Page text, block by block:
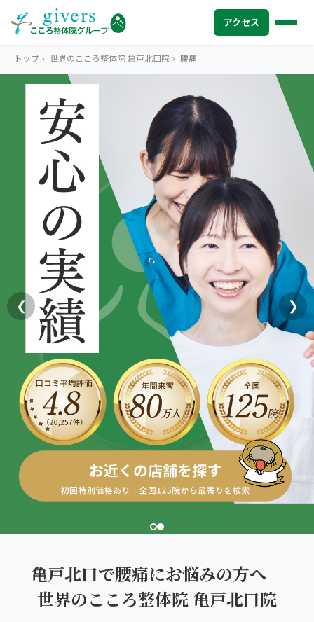
アクセス
HOME トップ
SYMPTOMS 症状から探す
腰痛
肩こり・首こり
四十肩・五十肩
膝痛・関節痛
股関節の痛み
産後の不調・体型の崩れ
骨盤の傾き・歪み
坐骨神経痛
ぎっくり腰
寝違え
姿勢矯正
疲労回復
MENU メニューから探す
STORE 店舗一覧
AREA エリアから探す
北海道
札幌エリア（13院）
東北
仙台エリア（4院）
関東
池袋エリア（3院）
新宿エリア（3院）
高田馬場エリア（2院）
立川エリア（2院）
ABOUT US 私たちについて
こころ整体院グループについて
初めての方へ
giversメソッドGIFT
研究・論文
医師・専門家からの推薦
メディア・実績
お知らせ
コラム
ご予約はこちら
OUR CONCEPT
とらわれないカラダを。
トップ › 世界のこころ整体院 亀戸北口院 › 腰痛
❮ ❯
亀戸北口で腰痛にお悩みの方へ｜
世界のこころ整体院 亀戸北口院